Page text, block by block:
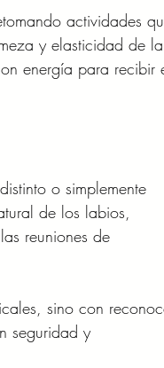
actividades
y elasticidad de la
energía para recibir
o simplemente
de los labios,
reuniones de
sino con
seguridad y